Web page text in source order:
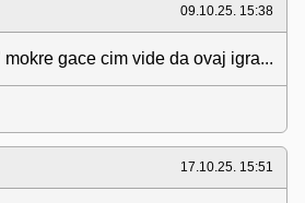
09.10.25. 15:38
gace cim vide da ovaj igra...
17.10.25. 15:51